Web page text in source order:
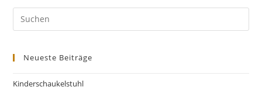
Neueste Beiträge
Kinderschaukelstuhl